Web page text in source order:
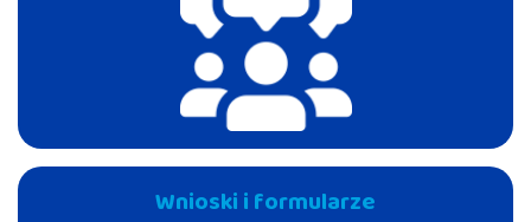
Wnioski i formularze